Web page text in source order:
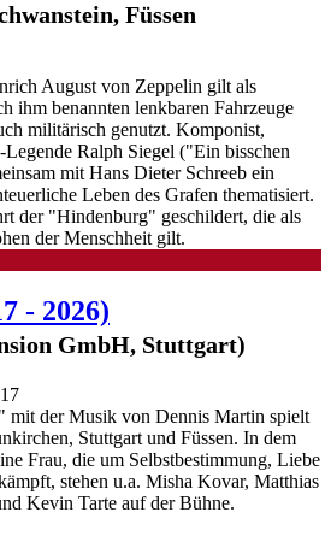
Füssen
August von Zeppelin gilt als
ihm benannten lenkbaren Fahrzeuge
militärisch genutzt. Komponist,
Ralph Siegel ("Ein bisschen
mit Hans Dieter Schreeb ein
Leben des Grafen thematisiert.
der "Hindenburg" geschildert, die als
der Menschheit gilt.
- 2026)
GmbH, Stuttgart)
mit der Musik von Dennis Martin spielt
Stuttgart und Füssen. In dem
Frau, die um Selbstbestimmung, Liebe
stehen u.a. Misha Kovar, Matthias
Kevin Tarte auf der Bühne.